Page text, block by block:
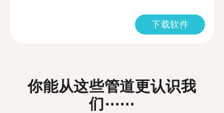
下载软件
你能从这些管道更认识我
们⋯⋯